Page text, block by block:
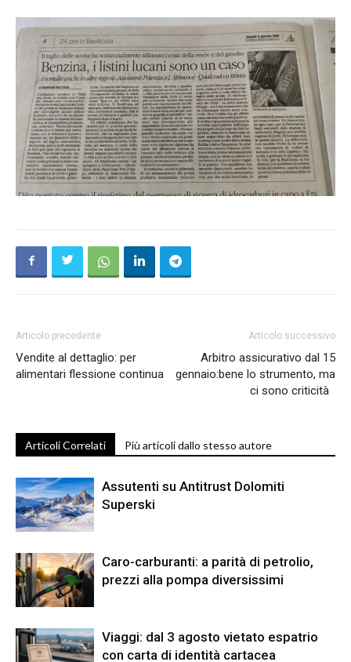
Articolo precedente
Vendite al dettaglio: per
alimentari flessione continua
Articolo successivo
Arbitro assicurativo dal 15
gennaio:bene lo strumento, ma
ci sono criticità
Articoli Correlati Più articoli dallo stesso autore
Assutenti su Antitrust Dolomiti
Superski
Caro-carburanti: a parità di petrolio,
prezzi alla pompa diversissimi
Viaggi: dal 3 agosto vietato espatrio
con carta di identità cartacea